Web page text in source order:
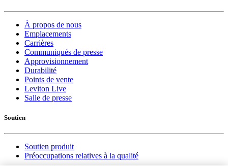
À propos de nous
Emplacements
Carrières
Communiqués de presse
Approvisionnement
Durabilité
Points de vente
Leviton Live
Salle de presse
Soutien
Soutien produit
Préoccupations relatives à la qualité